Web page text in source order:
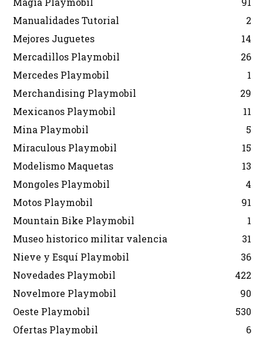
Manualidades Tutorial
2
Mejores Juguetes
14
Mercadillos Playmobil
26
Mercedes Playmobil
1
Merchandising Playmobil
29
Mexicanos Playmobil
11
Mina Playmobil
5
Miraculous Playmobil
15
Modelismo Maquetas
13
Mongoles Playmobil
4
Motos Playmobil
91
Mountain Bike Playmobil
1
Museo historico militar valencia
31
Nieve y Esquí Playmobil
36
Novedades Playmobil
422
Novelmore Playmobil
90
Oeste Playmobil
530
Ofertas Playmobil
6